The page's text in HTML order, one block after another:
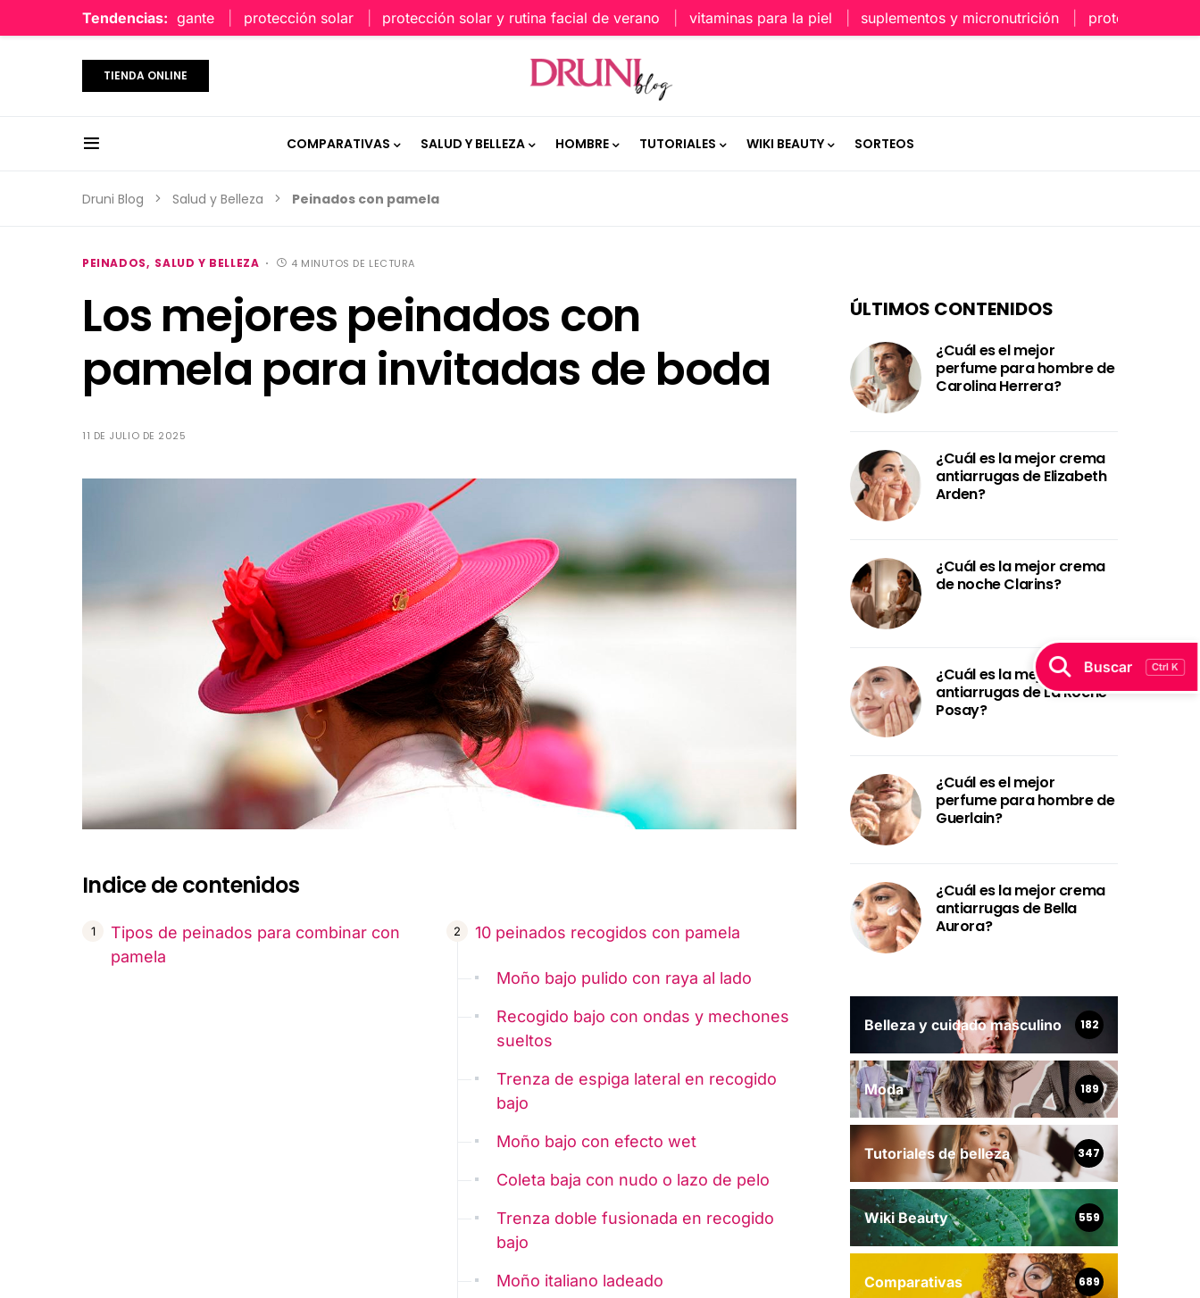
Tendencias:
perfume limpio y elegante protección solar protección solar y rutina facial de verano vitaminas para la piel suplementos y micronutrición protección capilar
TIENDA ONLINE
COMPARATIVAS SALUD Y BELLEZA HOMBRE TUTORIALES WIKI BEAUTY SORTEOS
Druni Blog Salud y Belleza Peinados con pamela
PEINADOS SALUD Y BELLEZA 4 MINUTOS DE LECTURA
Los mejores peinados con
pamela para invitadas de boda
11 DE JULIO DE 2025
Indice de contenidos
Tipos de peinados para combinar con
pamela
10 peinados recogidos con pamela
Moño bajo pulido con raya al lado
Recogido bajo con ondas y mechones
sueltos
Trenza de espiga lateral en recogido
bajo
Moño bajo con efecto wet
Coleta baja con nudo o lazo de pelo
Trenza doble fusionada en recogido
bajo
Moño italiano ladeado
ÚLTIMOS CONTENIDOS
¿Cuál es el mejor
perfume para hombre de
Carolina Herrera?
¿Cuál es la mejor crema
antiarrugas de Elizabeth
Arden?
¿Cuál es la mejor crema
de noche Clarins?
¿Cuál es la mejor crema
antiarrugas de La Roche-
Posay?
¿Cuál es el mejor
perfume para hombre de
Guerlain?
¿Cuál es la mejor crema
antiarrugas de Bella
Aurora?
Belleza y cuidado masculino 182
Moda 189
Tutoriales de belleza 347
Wiki Beauty 559
Comparativas 689
Buscar Ctrl K